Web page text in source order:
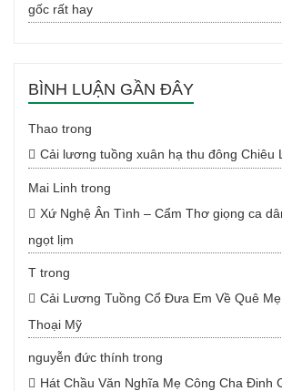
gốc rất hay
BÌNH LUẬN GẦN ĐÂY
Thao trong
Cải lương tuồng xuân hạ thu đông Chiêu
Mai Linh trong
Xứ Nghệ Ân Tình – Cẩm Thơ giọng ca
ngọt lịm
T trong
Cải Lương Tuồng Cổ Đưa Em Về Quê
Thoại Mỹ
nguyễn đức thính trong
Hát Chầu Văn Nghĩa Mẹ Công Cha Đinh